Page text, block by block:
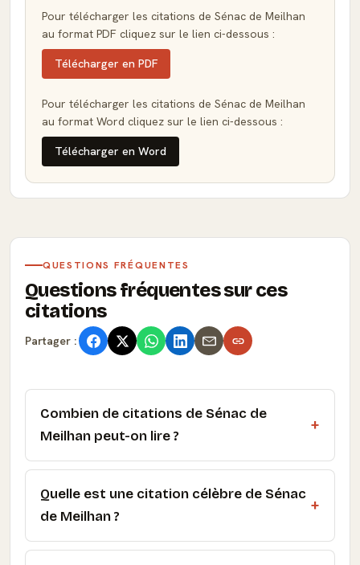
Pour télécharger les citations de Sénac de Meilhan
au format PDF cliquez sur le lien ci-dessous :
Télécharger en PDF
Pour télécharger les citations de Sénac de Meilhan
au format Word cliquez sur le lien ci-dessous :
Télécharger en Word
QUESTIONS FRÉQUENTES
Questions fréquentes sur ces
citations
Partager :
Combien de citations de Sénac de
Meilhan peut-on lire ?
Quelle est une citation célèbre de Sénac
de Meilhan ?